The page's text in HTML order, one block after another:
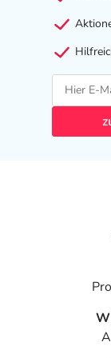
Bedürfnisse
Hauptprobleme
und Kosmetiker
Produkte mit
stärken,
diese
Reinigung
Welche
Neben guter